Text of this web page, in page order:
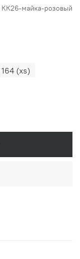
КК26-майка-розовый
164 (xs)